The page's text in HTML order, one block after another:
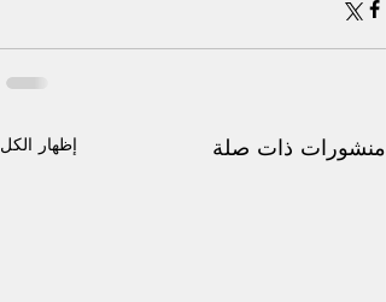
منشورات ذات صلة إظهار الكل